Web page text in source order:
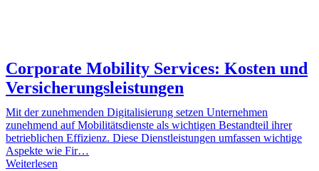
Corporate Mobility Services: Kosten und
Versicherungsleistungen
Mit der zunehmenden Digitalisierung setzen Unternehmen
zunehmend auf Mobilitätsdienste als wichtigen Bestandteil ihrer
betrieblichen Effizienz. Diese Dienstleistungen umfassen wichtige
Aspekte wie Fir…
Weiterlesen